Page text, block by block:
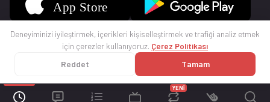
YENİ
© 2025 Ofsayt
Deneyiminizi iyileştirmek, içerikleri kişiselleştirmek ve trafiği analiz etmek
için çerezler kullanıyoruz. Çerez Politikası
Reddet Tamam